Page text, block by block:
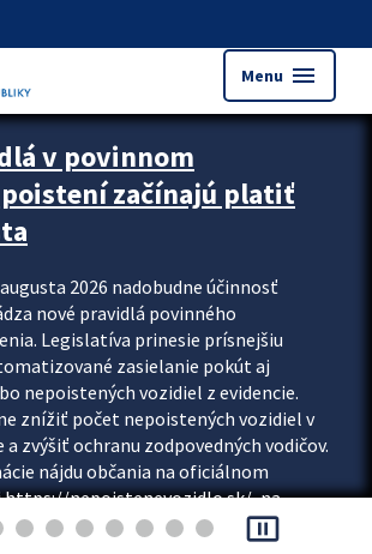
Menu menu
upútavok
v povinnom
začínajú platiť
2026 nadobudne účinnosť
nové pravidlá povinného
Legislatíva prinesie prísnejšiu
zasielanie pokút aj
nepoistených vozidiel z evidencie.
znížiť počet nepoistených vozidiel v
zvýšiť ochranu zodpovedných vodičov.
nájdu občania na oficiálnom
nepoistenevozidlo.sk/, na
pribudne aj možnosť overiť si...
pause_presentation